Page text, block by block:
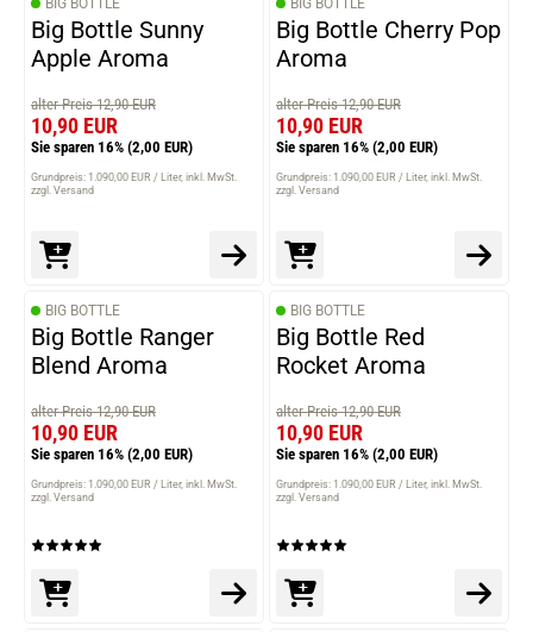
BIG BOTTLE
Big Bottle Sunny
Apple Aroma
alter Preis 12,90 EUR
10,90 EUR
Sie sparen 16% (2,00 EUR)
Grundpreis: 1.090,00 EUR / Liter inkl. MwSt.
zzgl. Versand
BIG BOTTLE
Big Bottle Cherry Pop
Aroma
alter Preis 12,90 EUR
10,90 EUR
Sie sparen 16% (2,00 EUR)
Grundpreis: 1.090,00 EUR / Liter inkl. MwSt.
zzgl. Versand
BIG BOTTLE
Big Bottle Ranger
Blend Aroma
alter Preis 12,90 EUR
10,90 EUR
Sie sparen 16% (2,00 EUR)
Grundpreis: 1.090,00 EUR / Liter inkl. MwSt.
zzgl. Versand
BIG BOTTLE
Big Bottle Red
Rocket Aroma
alter Preis 12,90 EUR
10,90 EUR
Sie sparen 16% (2,00 EUR)
Grundpreis: 1.090,00 EUR / Liter inkl. MwSt.
zzgl. Versand